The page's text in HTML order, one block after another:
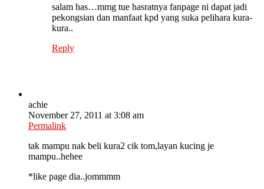
salam has…mmg tue hasratnya fanpage ni dapat jadi
pekongsian dan manfaat kpd yang suka pelihara kura-
kura..
Reply
achie
November 27, 2011 at 3:08 am
Permalink
tak mampu nak beli kura2 cik tom,layan kucing je
mampu..hehee
*like page dia..jommmm